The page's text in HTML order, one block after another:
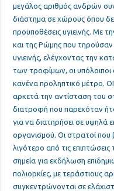
μεγάλος αριθμός ανδρών
διάστημα σε χώρους όπου
προϋποθέσεις υγιεινής. Με
και της Ρώμης που
υγιεινής, ελέγχοντας την
των τροφίμων, οι
κανένα προληπτικό μέτρο. ΟΙ
αρκετά την αντίσταση του
διατροφή που παρεχόταν
για να διατηρήσει σε υψηλά
οργανισμού. Οι στρατοί που
λιγότερο από τις επιπτώσεις
σημεία για εκδήλωση
πολιορκίες, με τεράστιους
συγκεντρώνονται σε